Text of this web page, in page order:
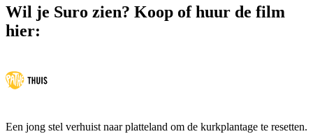
Wil je Suro zien? Koop of huur de film
hier:
Een jong stel verhuist naar platteland om de kurkplantage te resetten.